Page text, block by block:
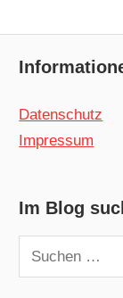
Datenschutz
Impressum
Im Blog
Suchen
nach: